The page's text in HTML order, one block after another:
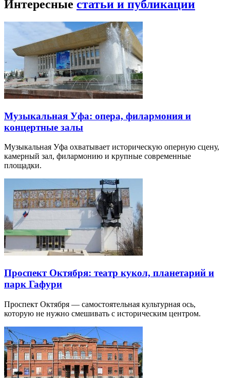
Интересные статьи и публикации
Музыкальная Уфа: опера, филармония и
концертные залы
Музыкальная Уфа охватывает историческую оперную сцену,
камерный зал, филармонию и крупные современные
площадки.
Проспект Октября: театр кукол, планетарий и
парк Гафури
Проспект Октября — самостоятельная культурная ось,
которую не нужно смешивать с историческим центром.